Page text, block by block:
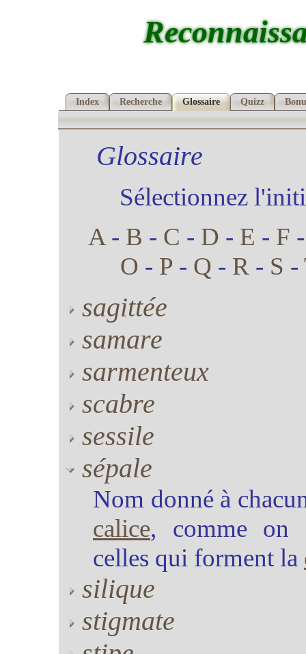
Index Recherche Glossaire Quizz
Glossaire
Sélectionnez
A- B - C - D - E - F
O - P - Q - R - S -
sagittée
samare
sarmenteux
scabre
sessile
sépale
Nom donné à
calice, comme on
celles qui forment la
silique
stigmate